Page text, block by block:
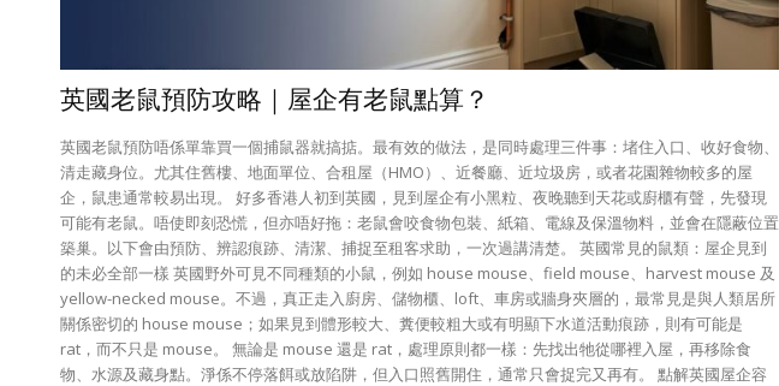
英國老鼠預防攻略｜屋企有老鼠點算？
英國老鼠預防唔係單靠買一個捕鼠器就搞掂。最有效的做法，是同時處理三件事：堵住入口、收好食物、
清走藏身位。尤其住舊樓、地面單位、合租屋（HMO）、近餐廳、近垃圾房，或者花園雜物較多的屋
企，鼠患通常較易出現。 好多香港人初到英國，見到屋企有小黑粒、夜晚聽到天花或廚櫃有聲，先發現
可能有老鼠。唔使即刻恐慌，但亦唔好拖：老鼠會咬食物包裝、紙箱、電線及保溫物料，並會在隱蔽位置
築巢。以下會由預防、辨認痕跡、清潔、捕捉至租客求助，一次過講清楚。 英國常見的鼠類：屋企見到
的未必全部一樣 英國野外可見不同種類的小鼠，例如 house mouse、field mouse、harvest mouse 及
yellow-necked mouse。不過，真正走入廚房、儲物櫃、loft、車房或牆身夾層的，最常見是與人類居所
關係密切的 house mouse；如果見到體形較大、糞便較粗大或有明顯下水道活動痕跡，則有可能是
rat，而不只是 mouse。 無論是 mouse 還是 rat，處理原則都一樣：先找出牠從哪裡入屋，再移除食
物、水源及藏身點。淨係不停落餌或放陷阱，但入口照舊開住，通常只會捉完又再有。 點解英國屋企容